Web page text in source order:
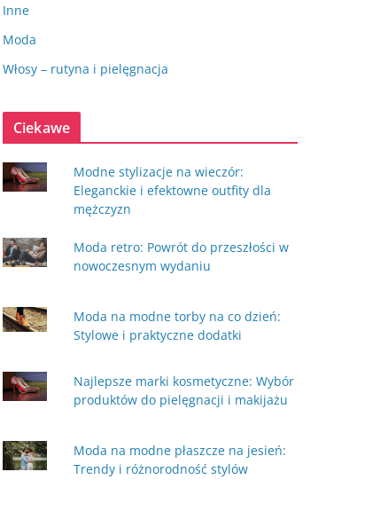
Inne
Moda
Włosy – rutyna i pielęgnacja
Ciekawe
Modne stylizacje na wieczór:
Eleganckie i efektowne outfity dla
mężczyzn
Moda retro: Powrót do przeszłości w
nowoczesnym wydaniu
Moda na modne torby na co dzień:
Stylowe i praktyczne dodatki
Najlepsze marki kosmetyczne: Wybór
produktów do pielęgnacji i makijażu
Moda na modne płaszcze na jesień:
Trendy i różnorodność stylów